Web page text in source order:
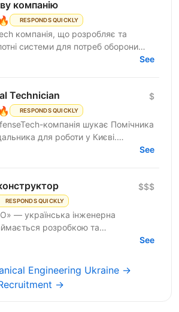
компанію
🔥 RESPONDS QUICKLY
компанія, що розробляє та
системи для потреб оборони
Досвід роботи
See
Technician
🔥 RESPONDS QUICKLY
$
компанія шукає Помічника
для роботи у Києві.
безпілотні наземні роботизовані
See
RESPONDS QUICKLY
$$$
— українська інженерна
розробкою та
авіаційних комплексів See
Engineering Ukraine →
→